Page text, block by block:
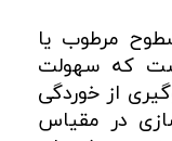
مرطوب یا
که سهولت
از خوردگی
در مقیاس